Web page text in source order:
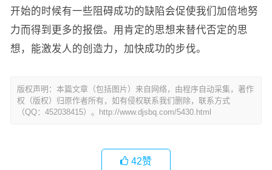
开始的时候有一些阻碍成功的缺陷会促使我们加倍地努
力而得到更多的报偿。用肯定的思想来替代否定的思
想，能激发人的创造力，加快成功的步伐。
版权声明：本篇文章（包括图片）来自网络，由程序自动采集，著作
权（版权）归原作者所有，如有侵权联系我们删除，联系方式
（QQ：452038415）。http://www.djsbq.com/5430.html
42赞